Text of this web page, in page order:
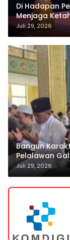
Di Hadapan
Menjaga
Juli 29, 2026
Bangun
Pelalawan
Juli 29, 2026